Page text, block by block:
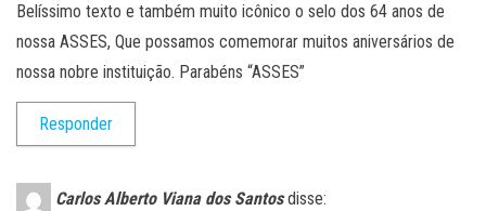
Belíssimo texto e também muito icônico o selo dos 64 anos de
nossa ASSES, Que possamos comemorar muitos aniversários de
nossa nobre instituição. Parabéns “ASSES”
Responder
Carlos Alberto Viana dos Santos disse: